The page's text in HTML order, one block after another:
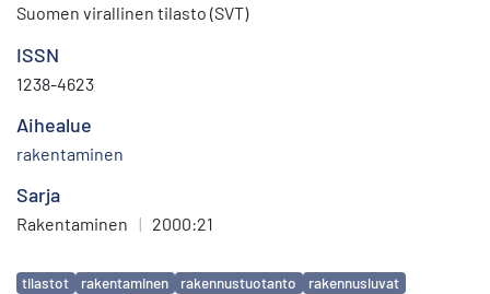
Suomen virallinen tilasto (SVT)
ISSN
1238-4623
Aihealue
rakentaminen
Sarja
Rakentaminen | 2000:21
Avainsanat
tilastot rakentaminen rakennustuotanto
rakennusluvat